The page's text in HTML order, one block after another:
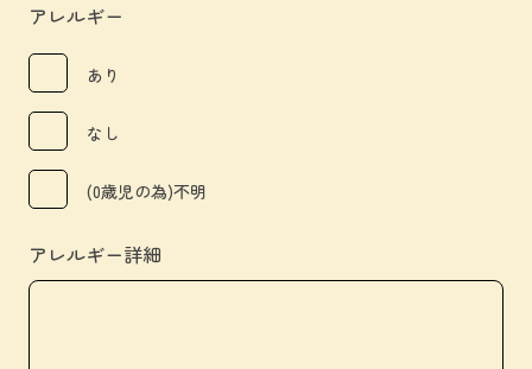
アレルギー
あり
なし
(0歳児の為)不明
アレルギー詳細